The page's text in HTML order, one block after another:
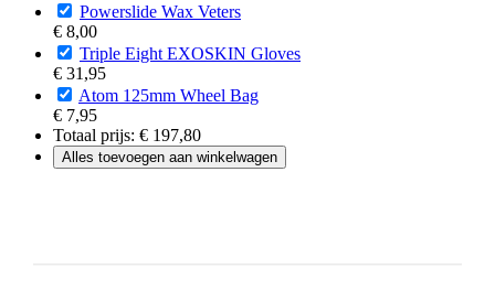
Powerslide Wax Veters
€ 8,00
Triple Eight EXOSKIN Gloves
€ 31,95
Atom 125mm Wheel Bag
€ 7,95
Totaal prijs: € 197,80
Alles toevoegen aan winkelwagen